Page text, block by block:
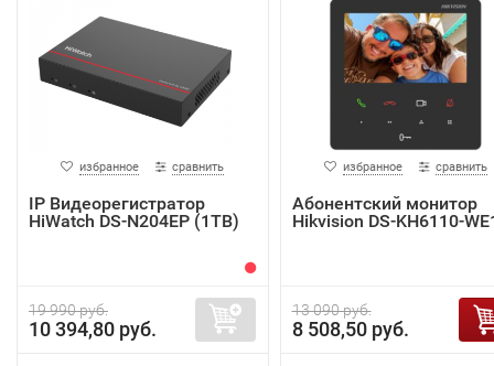
избранное сравнить
IP Видеорегистратор
HiWatch DS-N204EP (1TB)
19 990 руб.
10 394,80 руб.
избранное сравнить
Абонентский монитор
Hikvision DS-KH6110-
13 090 руб.
8 508,50 руб.